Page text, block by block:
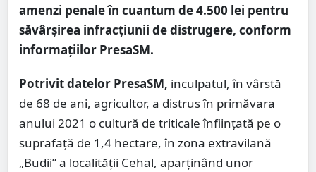
amenzi penale în cuantum de 4.500 lei pentru
săvârșirea infracțiunii de distrugere, conform
informațiilor PresaSM.
Potrivit datelor PresaSM, inculpatul, în vârstă
de 68 de ani, agricultor, a distrus în primăvara
anului 2021 o cultură de triticale înființată pe o
suprafață de 1,4 hectare, în zona extravilană
„Budii” a localității Cehal, aparținând unor